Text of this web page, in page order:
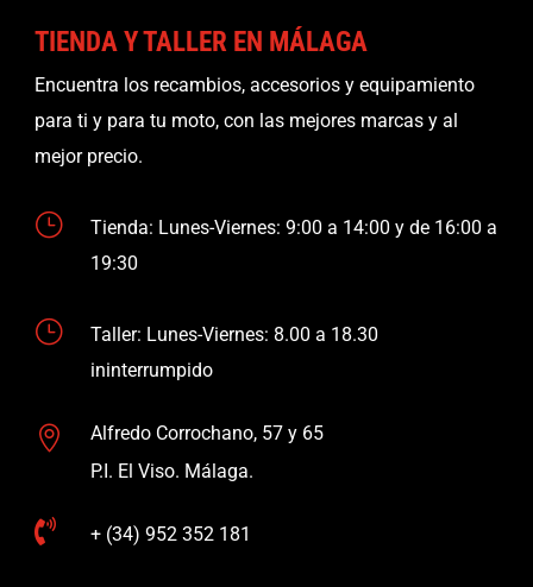
TIENDA Y TALLER EN MÁLAGA
Encuentra los recambios, accesorios y equipamiento
para ti y para tu moto, con las mejores marcas y al
mejor precio.
}
Tienda: Lunes-Viernes: 9:00 a 14:00 y de 16:00 a
19:30
}
Taller: Lunes-Viernes: 8.00 a 18.30
ininterrumpido

Alfredo Corrochano, 57 y 65
P.I. El Viso. Málaga.
 + (34) 952 352 181